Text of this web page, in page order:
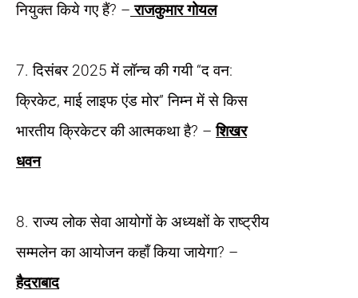
नियुक्त किये गए हैं? – राजकुमार गोयल
7. दिसंबर 2025 में लॉन्च की गयी “द वन:
क्रिकेट, माई लाइफ एंड मोर” निम्न में से किस
भारतीय क्रिकेटर की आत्मकथा है? –शिखर
धवन
8. राज्य लोक सेवा आयोगों के अध्यक्षों के राष्ट्रीय
सम्मलेन का आयोजन कहाँ किया जायेगा? –
हैदराबाद